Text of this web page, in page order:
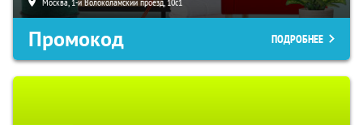
Промокод ПОДРОБНЕЕ